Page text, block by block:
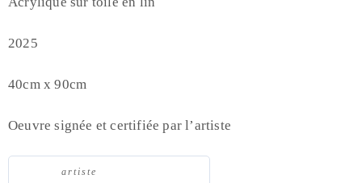
2025
40cm x 90cm
Oeuvre signée et certifiée par l’artiste
artiste